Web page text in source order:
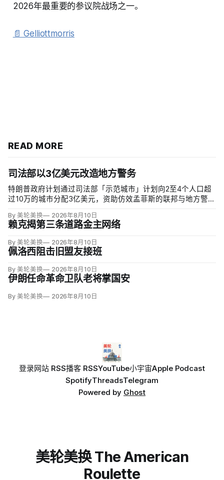
2026年最重要的参议院战场之一。
📄 Gelliottmorris
READ MORE
司法部以3亿美元改造地方警务
特朗普政府计划通过司法部「示范城市」计划向2至4个人口超
过10万的城市分配3亿美元，资助仿效孟菲斯的联邦与地方警力
游荡和强制治疗等政策，并预先同意在暴力犯罪或「公共骚
乱」激增时偿还未来联邦介入成本。
By 美轮美换 2026年8月10日
赖克揭第三条道路金主网络
By 美轮美换 2026年8月10日
佩洛西阻击旧盟友接班
By 美轮美换 2026年8月10日
伊朗任命革命卫队老将掌国安
By 美轮美换 2026年8月10日
登录网站 RSS播客 RSSYouTube小宇宙Apple Podcast
SpotifyThreadsTelegram
Powered by Ghost
美轮美换 The American
Roulette